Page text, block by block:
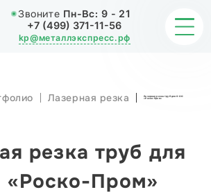
Звоните Пн-Вс: 9 - 21
+7 (499) 371-11-56
kp@металлэкспресс.рф
МЕТАЛЛАЛазерная резка Лазерная резка труб для ООО
«Роско-Пром»
резка труб для
Пром»